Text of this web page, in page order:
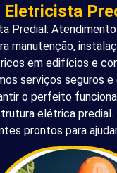
Eletricista
Predial:
manutenção,
em edifícios e
serviços seguros
o perfeito
elétrica predial.
prontos para